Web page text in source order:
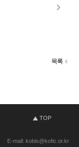
목록
TOP
E-mail: kobis@kofic.or.kr